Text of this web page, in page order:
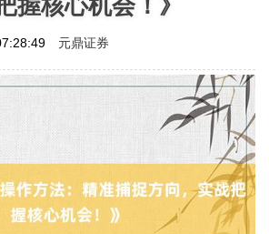
握核心机会！》
元鼎证券